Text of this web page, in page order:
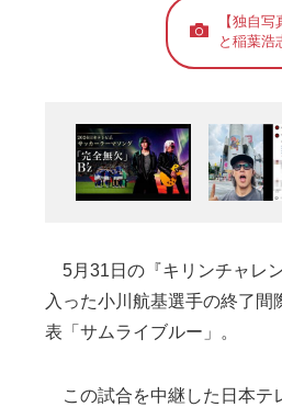
【独自
と稲葉浩
5月31日の『キリンチャレ
入った小川航基選手の終了
表「サムライブルー」。
この試合を中継した日本テ